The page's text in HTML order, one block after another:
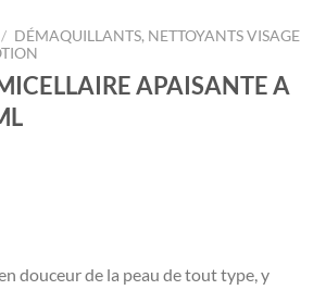
/ DÉMAQUILLANTS, NETTOYANTS VISAGE
APAISANTE A
douceur de la peau de tout type, y